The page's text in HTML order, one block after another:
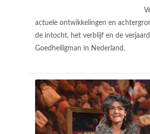
actuele ontwikkelingen en
de intocht, het verblijf en de
Goedheiligman in Nederland.